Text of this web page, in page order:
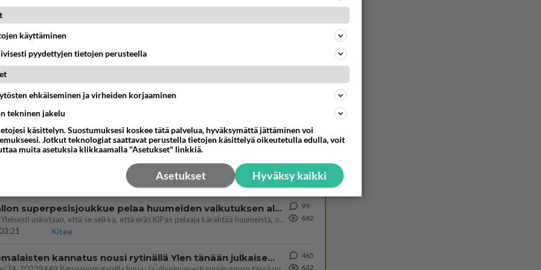
kaivattusi on tehnyt?
Ikävä
62
välit
tästä?
Ikävä
suhteessa?
Ikävä
suhde/molemmat ovat täysin poissuljettuja asioita? Nainen
Kiteen Pallon superpesisjoukkue pelaa huumeiden vaikutuksen alaisena
Huumerikos. Yleisesti uskotaan, että se seikka, että eräs KiPan pelaaja kärähtää huumeista, on vain jäävuoren huippu. M
Kitee
99
662
Perussuomalaisten kannatus nousi rytinällä Ylen tänään julkaisemassa tuoreimmassa gallup-kyselyssä.
465
632
käyttäminen
pyydettyjen tietojen perusteella
ehkäiseminen ja virheiden korjaaminen
tekninen jakelu
käsittelyn. Suostumuksesi koskee tätä palvelua, hyväksymättä jättäminen voi
Jotkut teknologiat saattavat perustella tietojen käsittelyä oikeutetulla edulla, voit
muita asetuksia klikkaamalla "Asetukset" linkkiä.
Hyväksy kaikki
Asetukset